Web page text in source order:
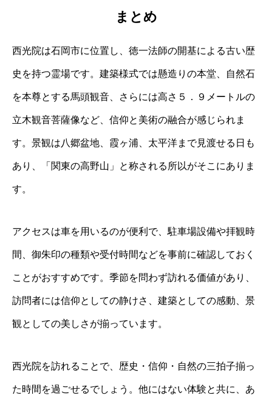
まとめ
西光院は石岡市に位置し、徳一法師の開基による古い歴
史を持つ霊場です。建築様式では懸造りの本堂、自然石
を本尊とする馬頭観音、さらには高さ５．９メートルの
立木観音菩薩像など、信仰と美術の融合が感じられま
す。景観は八郷盆地、霞ヶ浦、太平洋まで見渡せる日も
あり、「関東の高野山」と称される所以がそこにありま
す。
アクセスは車を用いるのが便利で、駐車場設備や拝観時
間、御朱印の種類や受付時間などを事前に確認しておく
ことがおすすめです。季節を問わず訪れる価値があり、
訪問者には信仰としての静けさ、建築としての感動、景
観としての美しさが揃っています。
西光院を訪れることで、歴史・信仰・自然の三拍子揃っ
た時間を過ごせるでしょう。他にはない体験と共に、あ